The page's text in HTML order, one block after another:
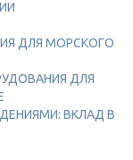
ДЛЯ МОРСКОГО
ДЛЯ
ВКЛАД В